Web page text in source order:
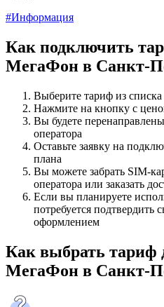
#Информация
Как подключить
МегаФон в Санкт-
Выберите тариф из
Нажмите на кнопку с
Вы будете
оператора
Оставьте заявку на
плана
Вы можете забрать SIM-
оператора или заказать
Если вы планируете
потребуется подтвердить
оформлением
Как выбрать тариф
МегаФон в Санкт-